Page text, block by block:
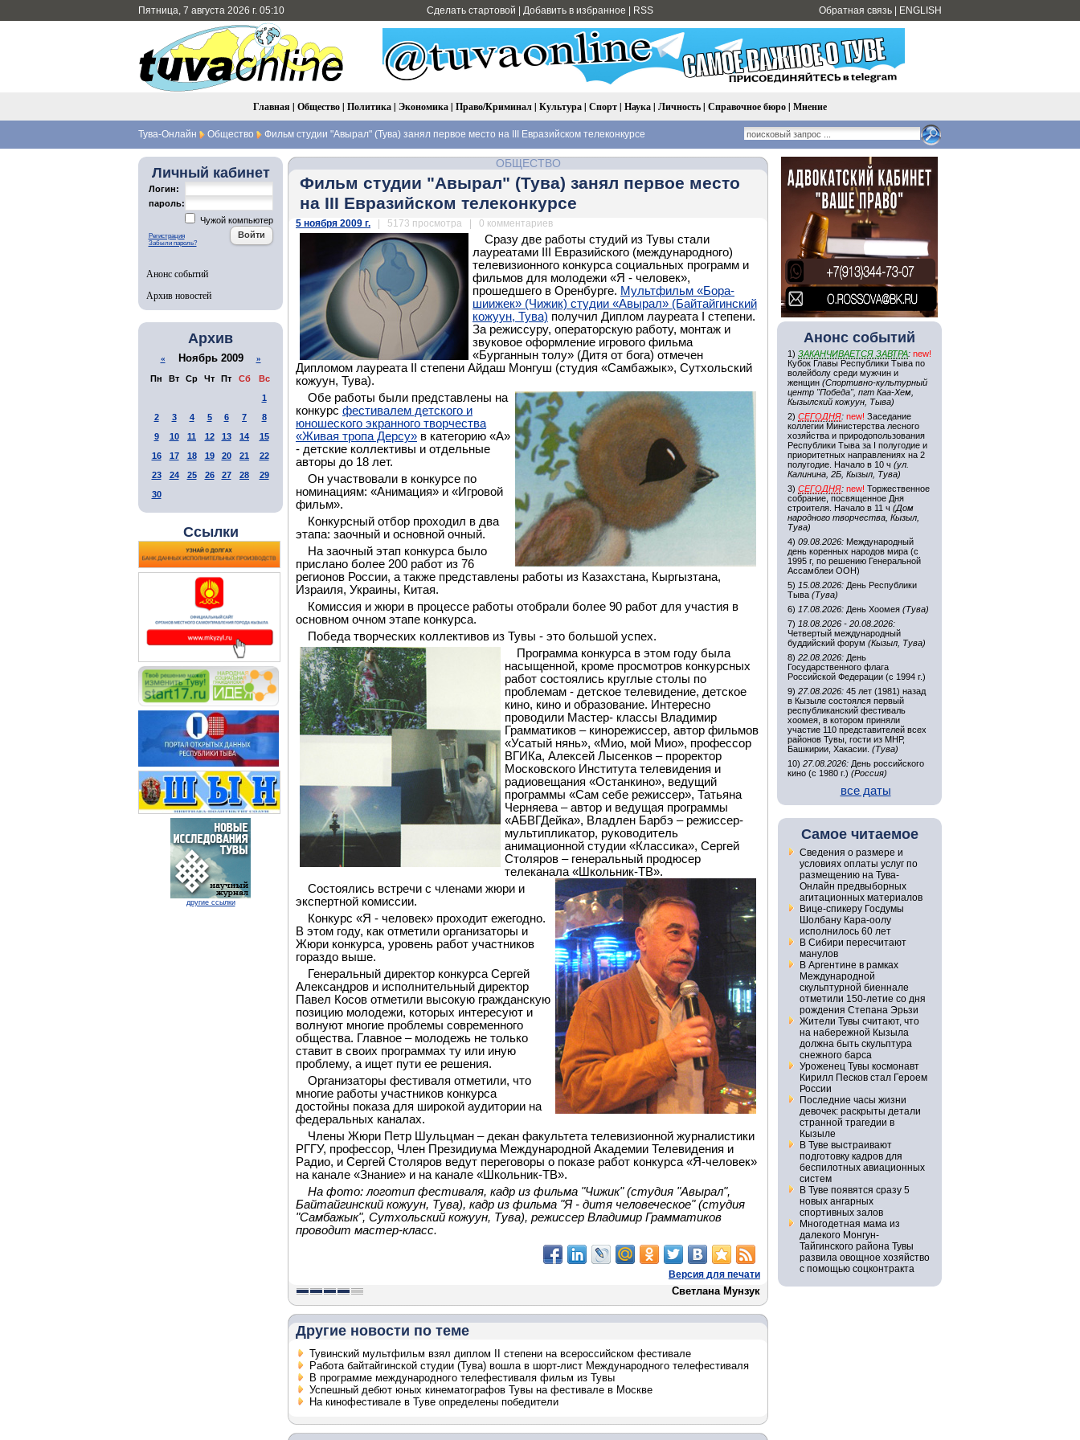
Пятница, 7 августа 2026 г. 05:10 Сделать стартовой Добавить в избранное RSS Обратная связь ENGLISH
Главная | Общество| Политика| Экономика| Право/Криминал| Культура| Спорт| Наука| Личность| Справочное бюро| Мнение
Тува-Онлайн Общество Фильм студии "Авырал" (Тува) занял первое место на III Евразийском телеконкурсе
Личный кабинет
Логин:
пароль:
Чужой компьютер
Регистрация
Забыли пароль?
Анонс событий
Архив новостей
Архив
« Ноябрь 2009 »
Пн Вт Ср Чт Пт Сб
Вс
1
2
3 4 5 6 7
8
9
10 11 12 13 14
15
16
17 18 19 20 21
22
23
24 25 26 27 28
29
30
Ссылки
другие ссылки
ОБЩЕСТВО
Фильм студии "Авырал" (Тува) занял первое место
на III Евразийском телеконкурсе
5 ноября 2009 г. | 5173 просмотра | 0 комментариев
Сразу две работы студий из Тувы стали
лауреатами III Евразийского (международного)
телевизионного конкурса социальных программ и
фильмов для молодежи «Я - человек»,
прошедшего в Оренбурге. Мультфильм «Бора-
шиижек» (Чижик) студии «Авырал» (Байтайгинский
кожуун, Тува) получил Диплом лауреата I степени.
За режиссуру, операторскую работу, монтаж и
звуковое оформление игрового фильма
«Бурганнын толу» (Дитя от бога) отмечен
Дипломом лауреата II степени Айдаш Монгуш (студия «Самбажык», Сутхольский
кожуун, Тува).
Обе работы были представлены на
конкурс фестивалем детского и
юношеского экранного творчества
«Живая тропа Дерсу» в категорию «А»
- детские коллективы и отдельные
авторы до 18 лет.
Он участвовали в конкурсе по
номинациям: «Анимация» и «Игровой
фильм».
Конкурсный отбор проходил в два
этапа: заочный и основной очный.
На заочный этап конкурса было
прислано более 200 работ из 76
регионов России, а также представлены работы из Казахстана, Кыргызтана,
Израиля, Украины, Китая.
Комиссия и жюри в процессе работы отобрали более 90 работ для участия в
основном очном этапе конкурса.
Победа творческих коллективов из Тувы - это большой успех.
Программа конкурса в этом году была
насыщенной, кроме просмотров конкурсных
работ состоялись круглые столы по
проблемам - детское телевидение, детское
кино, кино и образование. Интересно
проводили Мастер- классы Владимир
Грамматиков – кинорежиссер, автор фильмов
«Усатый нянь», «Мио, мой Мио», профессор
ВГИКа, Алексей Лысенков – проректор
Московского Института телевидения и
радиовещания «Останкино», ведущий
программы «Сам себе режиссер», Татьяна
Черняева – автор и ведущая программы
«АБВГДейка», Владлен Барбэ – режиссер-
мультипликатор, руководитель
анимационной студии «Классика», Сергей
Столяров – генеральный продюсер
телеканала «Школьник-ТВ».
Состоялись встречи с членами жюри и
экспертной комиссии.
Конкурс «Я - человек» проходит ежегодно.
В этом году, как отметили организаторы и
Жюри конкурса, уровень работ участников
гораздо выше.
Генеральный директор конкурса Сергей
Александров и исполнительный директор
Павел Косов отметили высокую гражданскую
позицию молодежи, которых интересуют и
волнуют многие проблемы современного
общества. Главное – молодежь не только
ставит в своих программах ту или иную
проблему, а ищет пути ее решения.
Организаторы фестиваля отметили, что
многие работы участников конкурса
достойны показа для широкой аудитории на
федеральных каналах.
Члены Жюри Петр Шульцман – декан факультета телевизионной журналистики
РГГУ, профессор, Член Президиума Международной Академии Телевидения и
Радио, и Сергей Столяров ведут переговоры о показе работ конкурса «Я-человек»
на канале «Знание» и на канале «Школьник-ТВ».
На фото: логотип фестиваля, кадр из фильма "Чижик" (студия "Авырал",
Байтайгинский кожуун, Тува), кадр из фильма "Я - дитя человеческое" (студия
"Самбажык", Сутхольский кожуун, Тува), режиссер Владимир Грамматиков
проводит мастер-класс.
Версия для печати
Светлана Мунзук
Другие новости по теме
Тувинский мультфильм взял диплом II степени на всероссийском фестивале
Работа байтайгинской студии (Тува) вошла в шорт-лист Международного телефестиваля
В программе международного телефестиваля фильм из Тувы
Успешный дебют юных кинематографов Тувы на фестивале в Москве
На кинофестивале в Туве определены победители
Анонс событий
1) ЗАКАНЧИВАЕТСЯ ЗАВТРА: new!
Кубок Главы Республики Тыва по
волейболу среди мужчин и
женщин (Спортивно-культурный
центр "Победа", пгт Каа-Хем,
Кызылский кожуун, Тыва)
2) СЕГОДНЯ: new! Заседание
коллегии Министерства лесного
хозяйства и природопользования
Республики Тыва за I полугодие и
приоритетных направлениях на 2
полугодие. Начало в 10 ч (ул.
Калинина, 2Б, Кызыл, Тува)
3) СЕГОДНЯ: new! Торжественное
собрание, посвященное Дня
строителя. Начало в 11 ч (Дом
народного творчества, Кызыл,
Тува)
4) 09.08.2026: Международный
день коренных народов мира (с
1995 г, по решению Генеральной
Ассамблеи ООН)
5) 15.08.2026: День Республики
Тыва (Тува)
6) 17.08.2026: День Хоомея (Тува)
7) 18.08.2026 - 20.08.2026:
Четвертый международный
буддийский форум (Кызыл, Тува)
8) 22.08.2026: День
Государственного флага
Российской Федерации (с 1994 г.)
9) 27.08.2026: 45 лет (1981) назад
в Кызыле состоялся первый
республиканский фестиваль
хоомея, в котором приняли
участие 110 представителей всех
районов Тувы, гости из МНР,
Башкирии, Хакасии. (Тува)
10) 27.08.2026: День российского
кино (с 1980 г.) (Россия)
все даты
Самое читаемое
Сведения о размере и
условиях оплаты услуг по
размещению на Тува-
Онлайн предвыборных
агитационных материалов
Вице-спикеру Госдумы
Шолбану Кара-оолу
исполнилось 60 лет
В Сибири пересчитают
манулов
В Аргентине в рамках
Международной
скульптурной биеннале
отметили 150-летие со дня
рождения Степана Эрьзи
Жители Тувы считают, что
на набережной Кызыла
должна быть скульптура
снежного барса
Уроженец Тувы космонавт
Кирилл Песков стал Героем
России
Последние часы жизни
девочек: раскрыты детали
странной трагедии в
Кызыле
В Туве выстраивают
подготовку кадров для
беспилотных авиационных
систем
В Туве появятся сразу 5
новых ангарных
спортивных залов
Многодетная мама из
далекого Монгун-
Тайгинского района Тувы
развила овощное хозяйство
с помощью соцконтракта